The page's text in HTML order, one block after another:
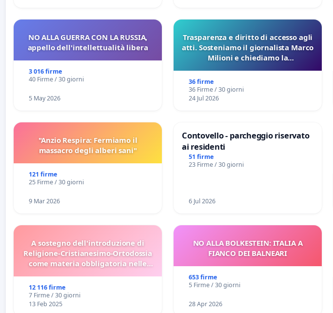
NO ALLA GUERRA CON LA RUSSIA,
appello dell'intellettualità libera
3 016 firme
40 Firme / 30 giorni
5 May 2026
Trasparenza e diritto di accesso agli
atti. Sosteniamo il giornalista Marco
Milioni e chiediamo la
sulla Pedemontana Veneta
36 firme
36 Firme / 30 giorni
24 Jul 2026
"Anzio Respira: Fermiamo il
massacro degli alberi sani"
121 firme
25 Firme / 30 giorni
9 Mar 2026
Contovello - parcheggio riservato
ai residenti
51 firme
23 Firme / 30 giorni
6 Jul 2026
A sostegno dell'introduzione di
Religione-Cristianesimo-Ortodossia
come materia obbligatoria nelle
12 116 firme
7 Firme / 30 giorni
13 Feb 2025
NO ALLA BOLKESTEIN: ITALIA A
FIANCO DEI BALNEARI
653 firme
5 Firme / 30 giorni
28 Apr 2026